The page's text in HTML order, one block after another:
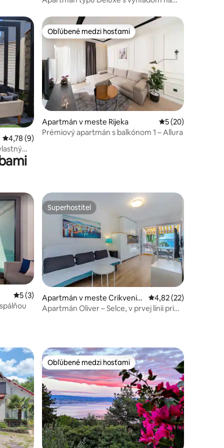
4
Priemerné ohodnotenie 4,78 z 5, počet hodnotení: 9
4,78 (9)
Obľúbené medzi hosťami
Obľúbené medzi hosťami
Apartmán v meste Rijeka Priemerné
5 (20)
Prémiový apartmán s balkónom 1 – Allura
60
Priemerné ohodnotenie 5 z 5, počet hodnotení: 3
5 (3)
Superhostiteľ
Superhostiteľ
Apartmán v meste Crikvenic
a
Priemerné
4,82 (22)
Apartmán Oliver – Selce, v prvej línii pri
Obľúbené medzi hosťami
Obľúbené medzi hosťami